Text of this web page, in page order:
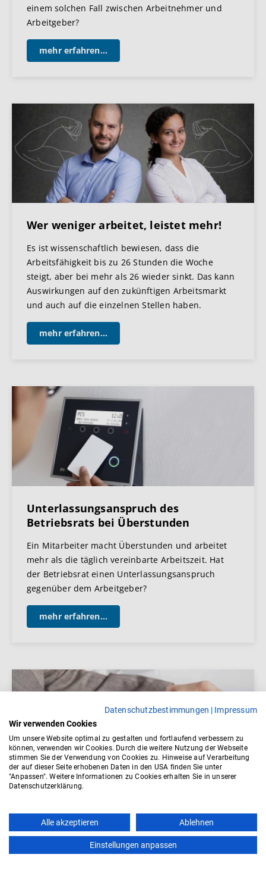
Datenschutzbestimmungen | Impressum
Wir verwenden Cookies
Um unsere Website optimal zu gestalten und fortlaufend verbessern zu
können, verwenden wir Cookies. Durch die weitere Nutzung der Webseite
stimmen Sie der Verwendung von Cookies zu. Hinweise auf Verarbeitung
der auf dieser Seite erhobenen Daten in den USA finden Sie unter
"Anpassen". Weitere Informationen zu Cookies erhalten Sie in unserer
Datenschutzerklärung.
Alle akzeptieren Ablehnen
Einstellungen anpassen
einem solchen Fall zwischen Arbeitnehmer und
Arbeitgeber?
mehr erfahren...
Wer weniger arbeitet, leistet mehr!
Es ist wissenschaftlich bewiesen, dass die
Arbeitsfähigkeit bis zu 26 Stunden die Woche
steigt, aber bei mehr als 26 wieder sinkt. Das kann
Auswirkungen auf den zukünftigen Arbeitsmarkt
und auch auf die einzelnen Stellen haben.
mehr erfahren...
Unterlassungsanspruch des
Betriebsrats bei Überstunden
Ein Mitarbeiter macht Überstunden und arbeitet
mehr als die täglich vereinbarte Arbeitszeit. Hat
der Betriebsrat einen Unterlassungsanspruch
gegenüber dem Arbeitgeber?
mehr erfahren...
Der Betriebsrat muss bei der Planung
einbezogen werden
Wenn ein Dienstplan besteht, muss der Betriebsrat
die Chance bekommen, bei der Einteilung der